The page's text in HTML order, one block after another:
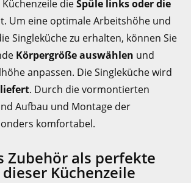
dieSpüle links oder die
Um eine optimale Arbeitshöhe und
Singleküche zu erhalten, können Sie
Körpergröße auswählen und
anpassen. Die Singleküche wird
. Durch die vormontierten
Aufbau und Montage der
komfortabel.
Zubehör als perfekte
dieser Küchenzeile